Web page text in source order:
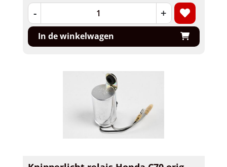
- +
In de winkelwagen